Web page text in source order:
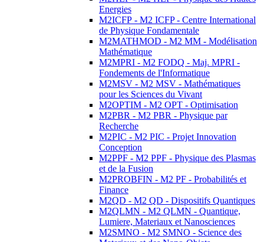
Energies
M2ICFP - M2 ICFP - Centre International
de Physique Fondamentale
M2MATHMOD - M2 MM - Modélisation
Mathématique
M2MPRI - M2 FODQ - Maj. MPRI -
Fondements de l'Informatique
M2MSV - M2 MSV - Mathématiques
pour les Sciences du Vivant
M2OPTIM - M2 OPT - Optimisation
M2PBR - M2 PBR - Physique par
Recherche
M2PIC - M2 PIC - Projet Innovation
Conception
M2PPF - M2 PPF - Physique des Plasmas
et de la Fusion
M2PROBFIN - M2 PF - Probabilités et
Finance
M2QD - M2 QD - Dispositifs Quantiques
M2QLMN - M2 QLMN - Quantique,
Lumiere, Materiaux et Nanosciences
M2SMNO - M2 SMNO - Science des